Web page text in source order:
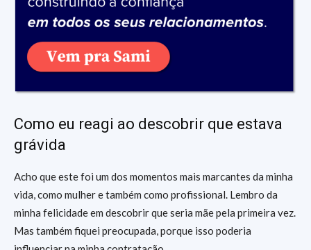
Como eu reagi ao descobrir que estava
grávida
Acho que este foi um dos momentos mais marcantes da minha
vida, como mulher e também como profissional. Lembro da
minha felicidade em descobrir que seria mãe pela primeira vez.
Mas também fiquei preocupada, porque isso poderia